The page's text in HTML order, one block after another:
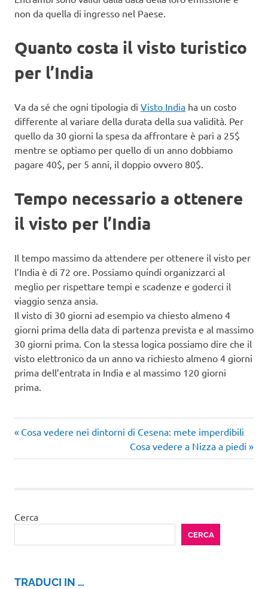
non da quella di ingresso nel Paese.
Quanto costa il visto turistico
per l’India
Va da sé che ogni tipologia di Visto India ha un costo
differente al variare della durata della sua validità. Per
quello da 30 giorni la spesa da affrontare è pari a 25$
mentre se optiamo per quello di un anno dobbiamo
pagare 40$, per 5 anni, il doppio ovvero 80$.
Tempo necessario a ottenere
il visto per l’India
Il tempo massimo da attendere per ottenere il visto per
l’India è di 72 ore. Possiamo quindi organizzarci al
meglio per rispettare tempi e scadenze e goderci il
viaggio senza ansia.
Il visto di 30 giorni ad esempio va chiesto almeno 4
giorni prima della data di partenza prevista e al massimo
30 giorni prima. Con la stessa logica possiamo dire che il
visto elettronico da un anno va richiesto almeno 4 giorni
prima dell’entrata in India e al massimo 120 giorni
prima.
Navigazione
articoli
Articolo
Cosa vedere nei dintorni di Cesena: mete imperdibili
Articolo
successivo:
Cosa vedere a Nizza a piedi
Cerca
CERCA
TRADUCI IN …